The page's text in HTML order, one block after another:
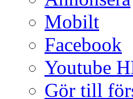
Mobilt
Facebook
Youtube
Gör till